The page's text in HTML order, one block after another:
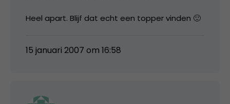
Heel apart. Blijf dat echt een topper vinden 🙂
15 januari 2007 om 16:58